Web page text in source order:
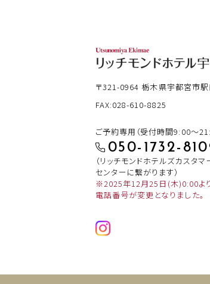
〒321-0964栃木県宇都宮市
FAX:028-610-8825
ご予約専用（受付時間9:00～
050-1732-
（リッチモンドホテルズカスタマ
センターに繋がります）
※2025年12月25日(木)0:00より
電話番号が変更となりました。